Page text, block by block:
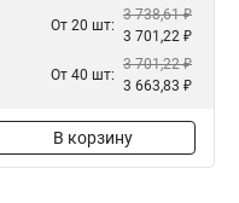
От 20 шт:
3 738,61 ₽
3 701,22 ₽
От 40 шт:
3 701,22 ₽
3 663,83 ₽
В корзину